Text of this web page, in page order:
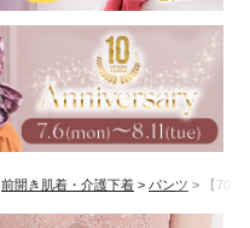
前開き肌着・介護下着 パンツ 【